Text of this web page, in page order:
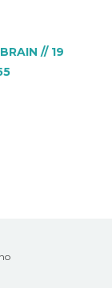
// 19